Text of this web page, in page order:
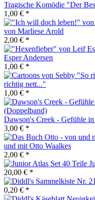
Tragische Komödie "Der
1,00 € *
von Marliese Arold
2,00 € *
Esper Andersen
1,00 € *
richtig nett..."
1,00 € *
Dawson's Creek - Gefühle
3,00 € *
und mit Otto Waalkes
2,00 € *
20,00 € *
0,20 € *